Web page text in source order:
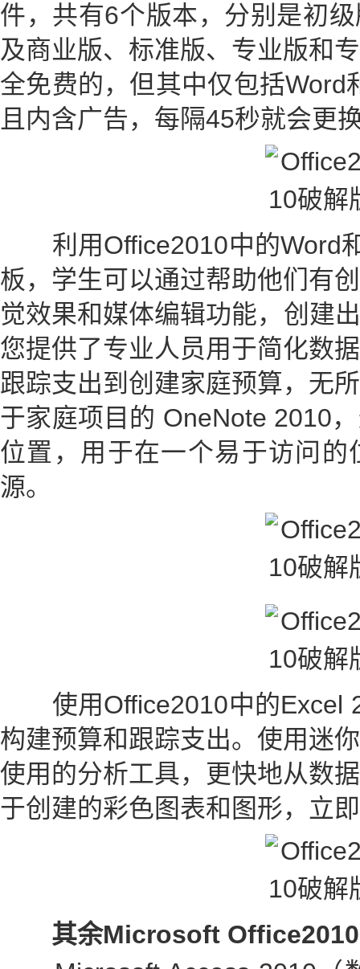
件，共有6个版本，分别是初
及商业版、标准版、专业版和
全免费的，但其中仅包括Word
且内含广告，每隔45秒就会更
利用Office2010中的Word
板，学生可以通过帮助他们有
觉效果和媒体编辑功能，创建
您提供了专业人员用于简化数
跟踪支出到创建家庭预算，无
于家庭项目的 OneNote 2010
位置，用于在一个易于访问
源。
使用Office2010中的Excel
构建预算和跟踪支出。使用迷
使用的分析工具，更快地从数
于创建的彩色图表和图形，立
其余Microsoft Office2010